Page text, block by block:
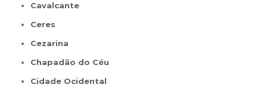
Cavalcante
Ceres
Cezarina
Chapadão do Céu
Cidade Ocidental